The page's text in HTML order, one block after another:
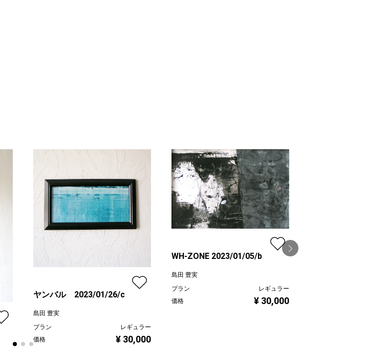
ヤンバル 2023/01/26/c
島田 豊実
プラン
レギュラー
価格
¥ 30,000
WH-ZONE 2023/01/05/b
島田 豊実
プラン
レギュラー
価格
¥ 30,000